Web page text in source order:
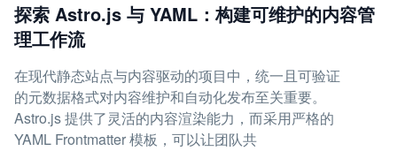
探索 Astro.js 与 YAML：构建可维护的内容管
理工作流
在现代静态站点与内容驱动的项目中，统一且可验证
的元数据格式对内容维护和自动化发布至关重要。
Astro.js 提供了灵活的内容渲染能力，而采用严格的
YAML Frontmatter 模板，可以让团队共